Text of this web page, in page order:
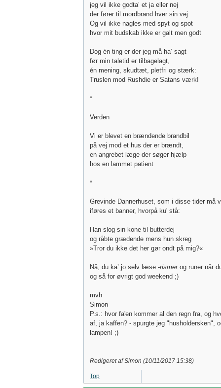
jeg vil ikke godta’ et ja eller nej
der fører til mordbrand hver sin vej
Og vil ikke nagles med spyt og spot
hvor mit budskab ikke er galt men godt
Dog én ting er der jeg må ha’ sagt
før min taletid er tilbagelagt,
én mening, skudtæt, pletfri og stærk:
Truslen mod Rushdie er Satans værk!
*
Verden
Vi er blevet en brændende brandbil
på vej mod et hus der er brændt,
en angrebet læge der søger hjælp
hos en lammet patient
*
Grevinde Dannerhuset, som i disse tider må
iføres et banner, hvorpå ku' stå:
Han slog sin kone til butterdej
og råbte grædende mens hun skreg
»Tror du ikke det her gør ondt på mig?«
Nå, du ka’ jo selv læse -rismerog runer når
og så for øvrigt god weekend ;)
mvh
Simon
P.s.: hvor fa'en kommer al den regn fra, og
af, ja kaffen? - spurgte jeg "husholdersken",
lampen! ;)
Redigeret af Simon (10/11/2017 15:38)
Top